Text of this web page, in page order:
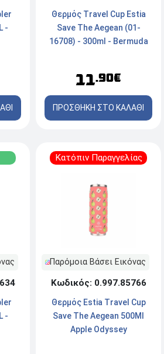
-
Θερμός Travel Cup Estia
Save The Aegean (01-
16708) - 300ml - Bermuda
11.90€
ΠΡΟΣΘΗΚΗ ΣΤΟ ΚΑΛΑΘΙ
-
Κατόπιν Παραγγελίας
Παρόμοια Βάσει Εικόνας
Κωδικός: 0.997.85766
Θερμός Estia Travel Cup
Save The Aegean 500Ml
Apple Odyssey